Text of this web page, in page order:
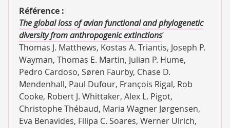
Référence :
The global loss of avian functional and phylogenetic
diversity from anthropogenic extinctions’
Thomas J. Matthews, Kostas A. Triantis, Joseph P.
Wayman, Thomas E. Martin, Julian P. Hume,
Pedro Cardoso, Søren Faurby, Chase D.
Mendenhall, Paul Dufour, François Rigal, Rob
Cooke, Robert J. Whittaker, Alex L. Pigot,
Christophe Thébaud, Maria Wagner Jørgensen,
Eva Benavides, Filipa C. Soares, Werner Ulrich,